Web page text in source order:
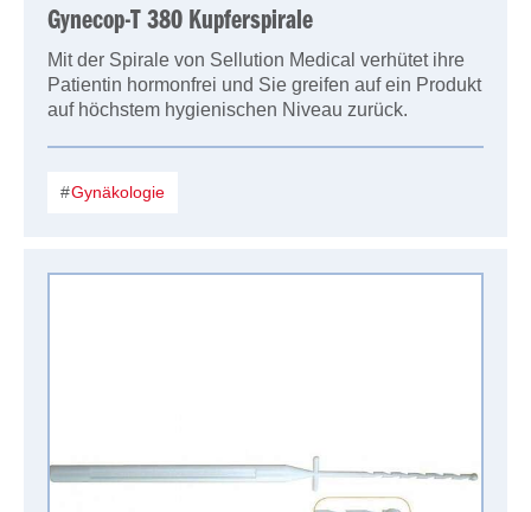
Gynecop-T 380 Kupferspirale
Mit der Spirale von Sellution Medical verhütet ihre
Patientin hormonfrei und Sie greifen auf ein Produkt
auf höchstem hygienischen Niveau zurück.
Gynäkologie